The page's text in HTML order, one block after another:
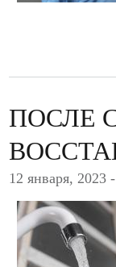
ПОСЛЕ
12 января, 2023